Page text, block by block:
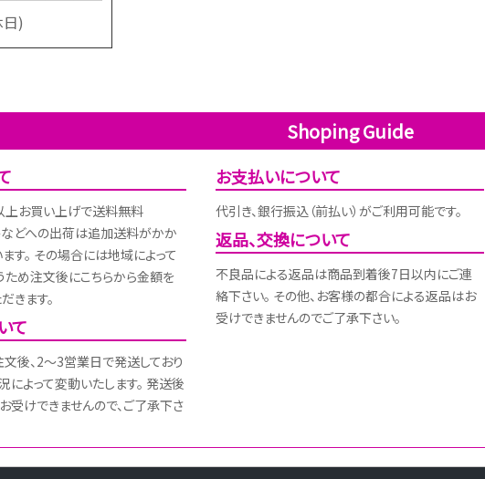
)
Shoping Guide
お買い上げで送料無料
どへの出荷は追加送料がかか
す。 その場合には地域によって
め注文後にこちらから金額を
きます。
て
後、2～3営業日で発送しており
によって変動いたします。 発送後
受けできませんので、ご了承下さ
お支払いについて
代引き、銀行振込（前払い）がご利用可能です。
返品、交換について
不良品による返品は商品到着後7日以内にご連
絡下さい。 その他、お客様の都合による返品はお
受けできませんのでご了承下さい。